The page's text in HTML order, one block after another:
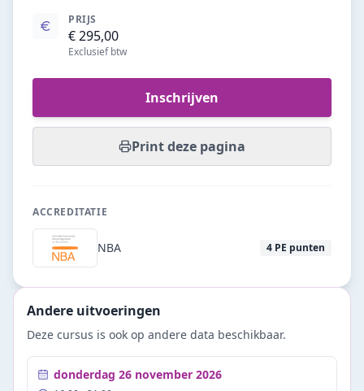
PRIJS
€ 295,00
Exclusief btw
Inschrijven
Print deze pagina
ACCREDITATIE
NBA 4 PE punten
Andere uitvoeringen
Deze cursus is ook op andere data beschikbaar.
donderdag 26 november 2026